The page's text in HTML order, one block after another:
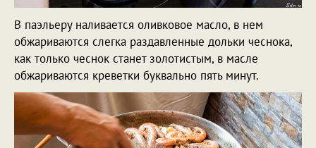
В паэльеру наливается оливковое масло, в нем
обжариваются слегка раздавленные дольки чеснока,
как только чеснок станет золотистым, в масле
обжариваются креветки буквально пять минут.